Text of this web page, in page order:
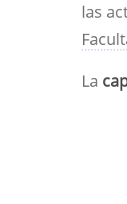
las
La